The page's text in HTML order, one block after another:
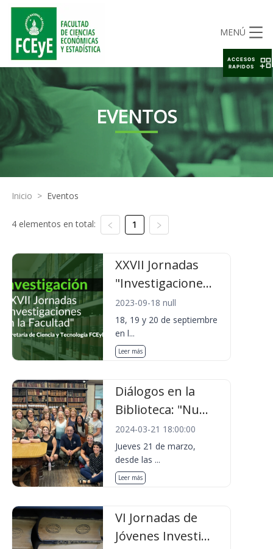
MENÚ
EVENTOS
Inicio > Eventos
4 elementos en total: 1
XXVII Jornadas
"Investigacione...
2023-09-18 null
18, 19 y 20 de septiembre
en l...
Leer más
Diálogos en la
Biblioteca: "Nu...
2024-03-21 18:00:00
Jueves 21 de marzo,
desde las ...
Leer más
VI Jornadas de
Jóvenes Investi...
ACCESOS
RAPIDOS